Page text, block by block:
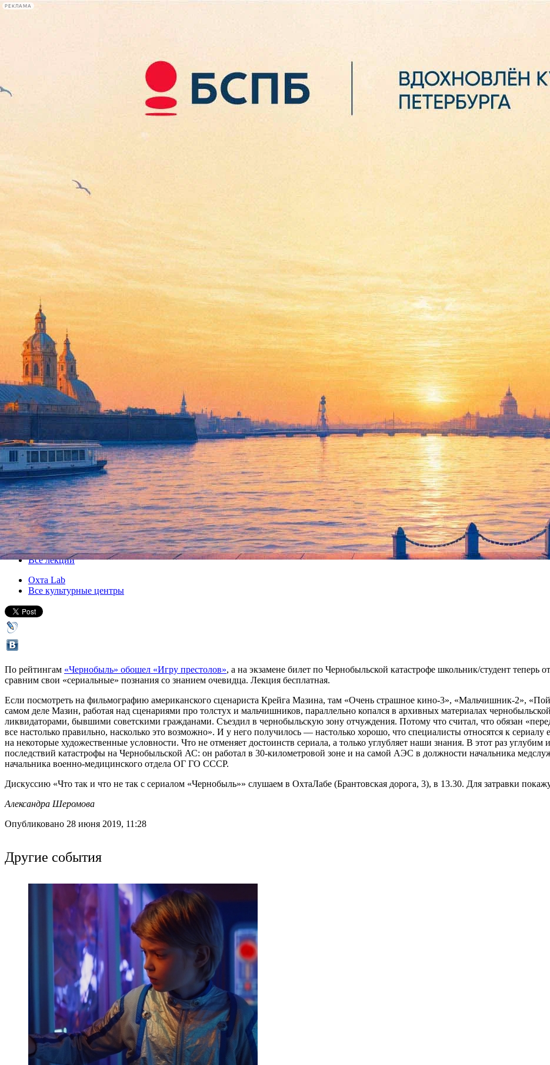
РЕКЛАМА
лекции
книги
Что не так с сериалом «Чернобыль» объяснит ликвидатор
06 июля 2019, суббота,13.30
Версия для печати
Все кино
Все лекции
Охта Lab
Все культурные центры
По рейтингам «Чернобыль» обошел «Игру престолов», а на экзамене билет по Чернобыльской катастрофе школьник/студент теперь
сравним свои «сериальные» познания со знанием очевидца. Лекция бесплатная.
Если посмотреть на фильмографию американского сценариста Крейга Мазина, там «Очень страшное кино-3», «Мальчишник-2»,
самом деле Мазин, работая над сценариями про толстух и мальчишников, параллельно копался в архивных материалах
ликвидаторами, бывшими советскими гражданами. Съездил в чернобыльскую зону отчуждения. Потому что считал, что обязан
все настолько правильно, насколько это возможно». И у него получилось — настолько хорошо, что специалисты относятся к
на некоторые художественные условности. Что не отменяет достоинств сериала, а только углубляет наши знания. В этот раз
последствий катастрофы на Чернобыльской АС: он работал в 30-километровой зоне и на самой АЭС в должности начальника
начальника военно-медицинского отдела ОГ ГО СССР.
Дискуссию «Что так и что не так с сериалом «Чернобыль»» слушаем в ОхтаЛабе (Брантовская дорога, 3), в 13.30. Для затравки
Александра Шеромова
Опубликовано 28 июня 2019, 11:28
Другие события